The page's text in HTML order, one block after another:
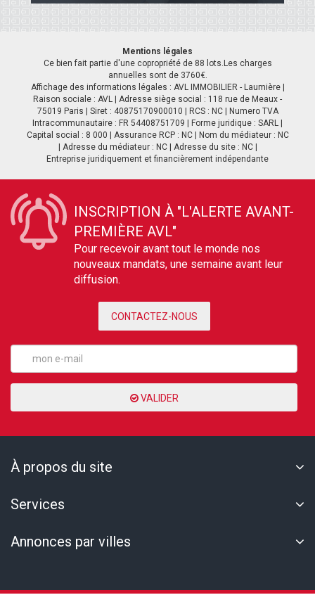
Mentions légales
Ce bien fait partie d'une copropriété de 88 lots.Les charges
annuelles sont de 3760€.
Affichage des informations légales : AVL IMMOBILIER - Laumière |
Raison sociale : AVL | Adresse siège social : 118 rue de Meaux -
75019 Paris | Siret : 40875170900010 | RCS : NC | Numero TVA
Intracommunautaire : FR 54408751709 | Forme juridique : SARL |
Capital social : 8 000 | Assurance RCP : NC | Nom du médiateur : NC
| Adresse du médiateur : NC | Adresse du site : NC |
Entreprise juridiquement et financièrement indépendante
INSCRIPTION À "L'ALERTE AVANT-
PREMIÈRE AVL"
Pour recevoir avant tout le monde nos
nouveaux mandats, une semaine avant leur
diffusion.
CONTACTEZ-NOUS
VALIDER
À propos du site
Services
Annonces par villes